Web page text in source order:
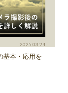
2025.03.24
基本・応用を